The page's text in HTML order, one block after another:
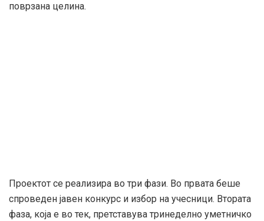
поврзана целина.
Проектот се реализира во три фази. Во првата беше
спроведен јавен конкурс и избор на учесници. Втората
фаза, која е во тек, претставува тринеделно уметничко